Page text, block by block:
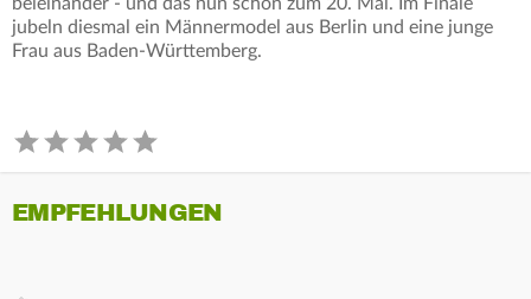
jubeln diesmal ein Männermodel aus Berlin und eine junge
Frau aus Baden-Württemberg.
EMPFEHLUNGEN